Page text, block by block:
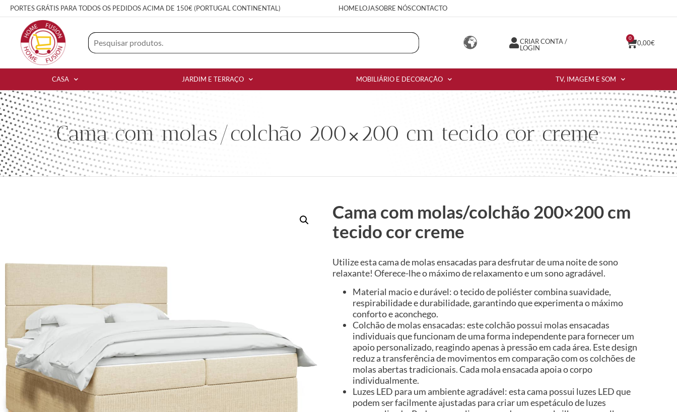
PORTES GRÁTIS PARA TODOS OS PEDIDOS ACIMA DE 150€ (PORTUGAL CONTINENTAL) HOMELOJASOBRE NÓSCONTACTO
CRIAR CONTA /
LOGIN
0,00€
0
CASA JARDIM E TERRAÇO MOBILIÁRIO E DECORAÇÃO TV, IMAGEM E SOM
Cama com molas/colchão 200×200 cm tecido cor creme
Cama com molas/colchão 200×200 cm
tecido cor creme
Utilize esta cama de molas ensacadas para desfrutar de uma noite de sono
relaxante! Oferece-lhe o máximo de relaxamento e um sono agradável.
Material macio e durável: o tecido de poliéster combina suavidade,
respirabilidade e durabilidade, garantindo que experimenta o máximo
conforto e aconchego.
Colchão de molas ensacadas: este colchão possui molas ensacadas
individuais que funcionam de uma forma independente para fornecer um
apoio personalizado, reagindo apenas à pressão em cada área. Este design
reduz a transferência de movimentos em comparação com os colchões de
molas abertas tradicionais. Cada mola ensacada apoia o corpo
individualmente.
Luzes LED para um ambiente agradável: esta cama possui luzes LED que
podem ser facilmente ajustadas para criar um espetáculo de luzes